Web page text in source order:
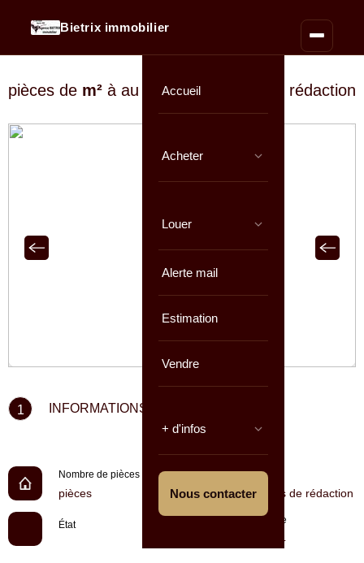
Bietrix immobilier
Accueil
Acheter
Louer
Alerte mail
Estimation
Vendre
+ d'infos
Nous contacter
pièces de m² à au prix deEn cours de rédaction
1 INFORMATIONS CLÉS
Nombre de pièces
pièces
Prix
En cours de rédaction
État Référence
0212024